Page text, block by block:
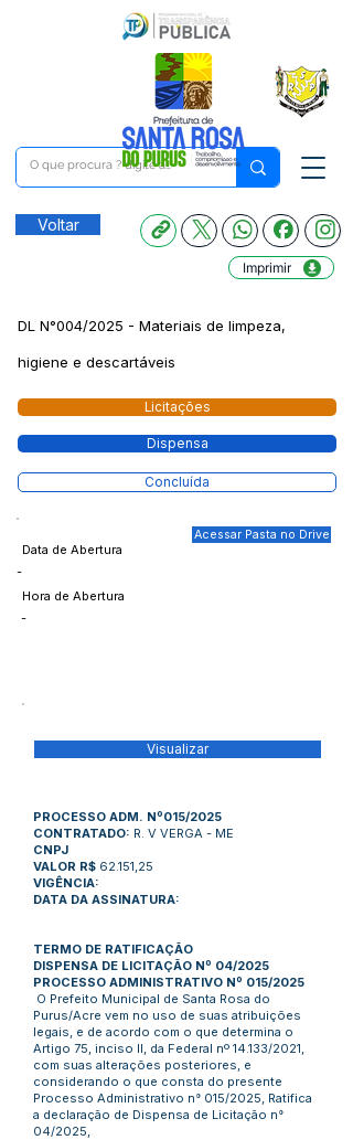
Voltar
Imprimir
DL N°004/2025 - Materiais de limpeza,
higiene e descartáveis
Licitações
Dispensa
Concluída
Data de Abertura
Acessar Pasta no Drive
-
Hora de Abertura
-
Visualizar
PROCESSO ADM. Nº015/2025
CONTRATADO: R. V VERGA - ME
CNPJ
VALOR R$ 62.151,25
VIGÊNCIA:
DATA DA ASSINATURA:
TERMO DE RATIFICAÇÃO
DISPENSA DE LICITAÇÃO Nº 04/2025
PROCESSO ADMINISTRATIVO Nº 015/2025
O Prefeito Municipal de Santa Rosa do
Purus/Acre vem no uso de suas atribuições
legais, e de acordo com o que determina o
Artigo 75, inciso II, da Federal nº 14.133/2021,
com suas alterações posteriores, e
considerando o que consta do presente
Processo Administrativo n° 015/2025, Ratifica
a declaração de Dispensa de Licitação n°
04/2025,